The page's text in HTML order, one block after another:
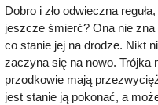
Dobro i zło odwieczna
jeszcze śmierć? Ona nie
co stanie jej na drodze. Nikt
zaczyna się na nowo. Trójka
przodkowie mają
jest stanie ją pokonać, a